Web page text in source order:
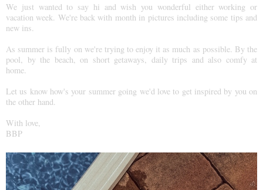
We just wanted to say hi and wish you wonderful either working or
vacation week. We're back with month in pictures including some tips and
new ins.
As summer is fully on we're trying to enjoy it as much as possible. By the
pool, by the beach, on short getaways, daily trips and also comfy at
home.
Let us know how's your summer going we'd love to get inspired by you on
the other hand.
With love,
BBP